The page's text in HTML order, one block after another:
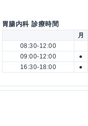
胃腸内科 診療時間
月
08:30-12:00
09:00-12:00
●
16:30-18:00
●